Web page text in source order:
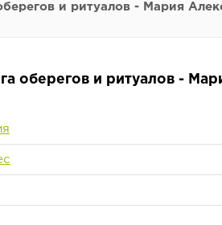
и ритуалов - Мария
оберегов и ритуалов -